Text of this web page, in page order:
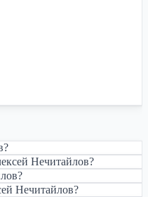
Нечитайлов?
Нечитайлов?